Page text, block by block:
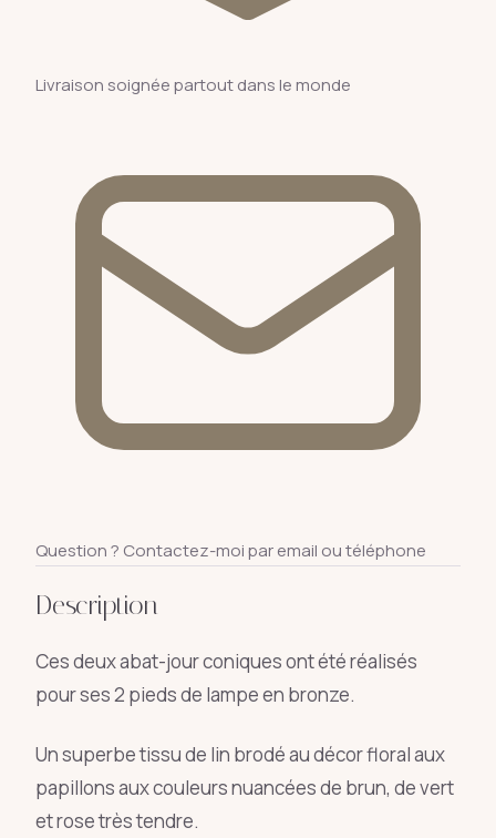
Livraison soignée partout dans le monde
Question ? Contactez-moi par email ou téléphone
Description
Ces deux abat-jour coniques ont été réalisés
pour ses 2 pieds de lampe en bronze.
Un superbe tissu de lin brodé au décor floral aux
papillons aux couleurs nuancées de brun, de vert
et rose très tendre.